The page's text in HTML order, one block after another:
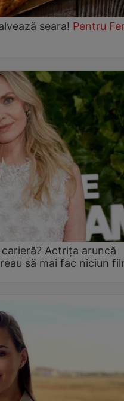
seara! Pentru
Actrița aruncă
să mai fac niciun